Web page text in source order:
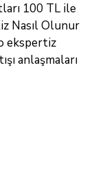
100 TL ile
Nasıl Olunur
ekspertiz
anlaşmaları